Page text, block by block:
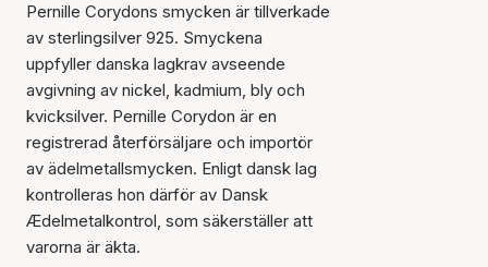
Pernille Corydons smycken är tillverkade
av sterlingsilver 925. Smyckena
uppfyller danska lagkrav avseende
avgivning av nickel, kadmium, bly och
kvicksilver. Pernille Corydon är en
registrerad återförsäljare och importör
av ädelmetallsmycken. Enligt dansk lag
kontrolleras hon därför av Dansk
Ædelmetalkontrol, som säkerställer att
varorna är äkta.